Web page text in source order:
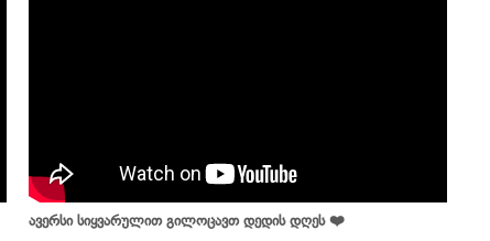
ავერსი სიყვარულით გილოცავთ დედის დღეს ❤️